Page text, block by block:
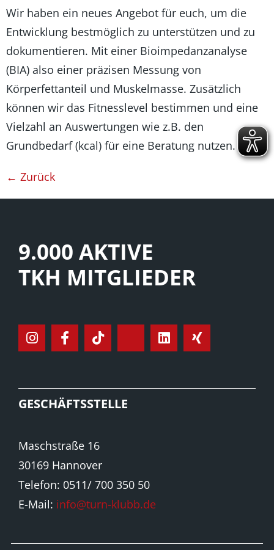
Wir haben ein neues Angebot für euch, um die
Entwicklung bestmöglich zu unterstützen und zu
dokumentieren. Mit einer Bioimpedanzanalyse
(BIA) also einer präzisen Messung von
Körperfettanteil und Muskelmasse. Zusätzlich
können wir das Fitnesslevel bestimmen und eine
Vielzahl an Auswertungen wie z.B. den
Grundbedarf (kcal) für eine Beratung nutzen.
← Zurück
9.000 AKTIVE
TKH MITGLIEDER
GESCHÄFTSSTELLE
Maschstraße 16
30169 Hannover
Telefon: 0511/ 700 350 50
E-Mail: info@turn-klubb.de